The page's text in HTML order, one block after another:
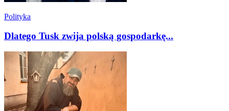
Polityka
Dlatego Tusk zwija polską gospodarkę...